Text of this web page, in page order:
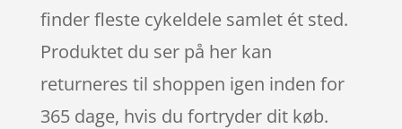
finder fleste cykeldele samlet ét sted.
Produktet du ser på her kan
returneres til shoppen igen inden for
365 dage, hvis du fortryder dit køb.